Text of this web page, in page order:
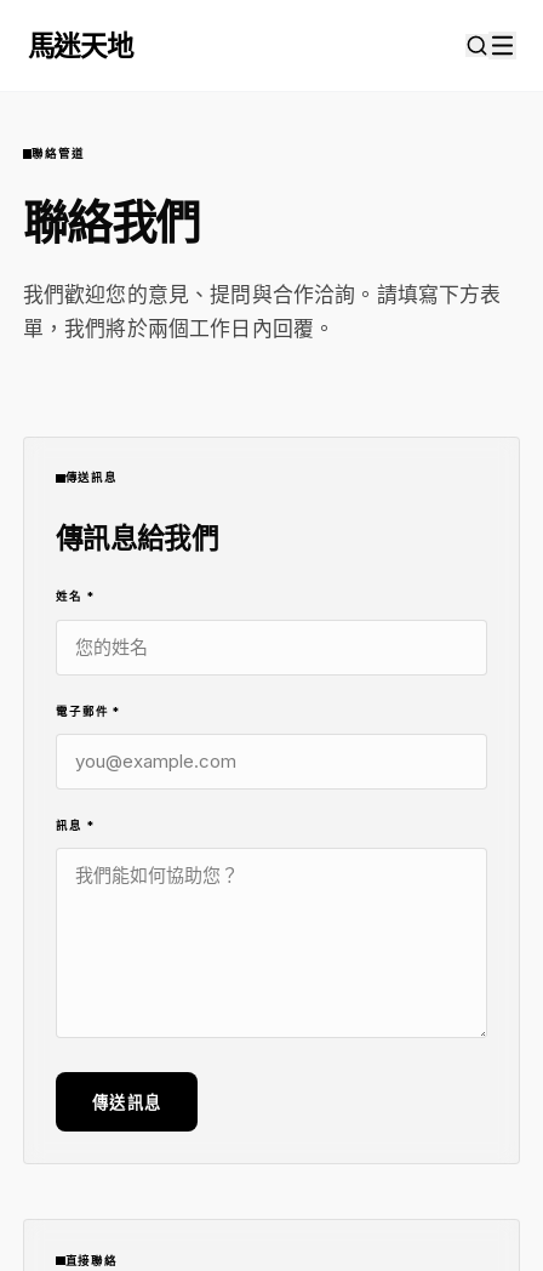
馬迷天地
聯絡管道
聯絡我們
我們歡迎您的意見、提問與合作洽詢。請填寫下方表
單，我們將於兩個工作日內回覆。
傳送訊息
傳訊息給我們
姓名 *
電子郵件 *
訊息 *
傳送訊息
直接聯絡